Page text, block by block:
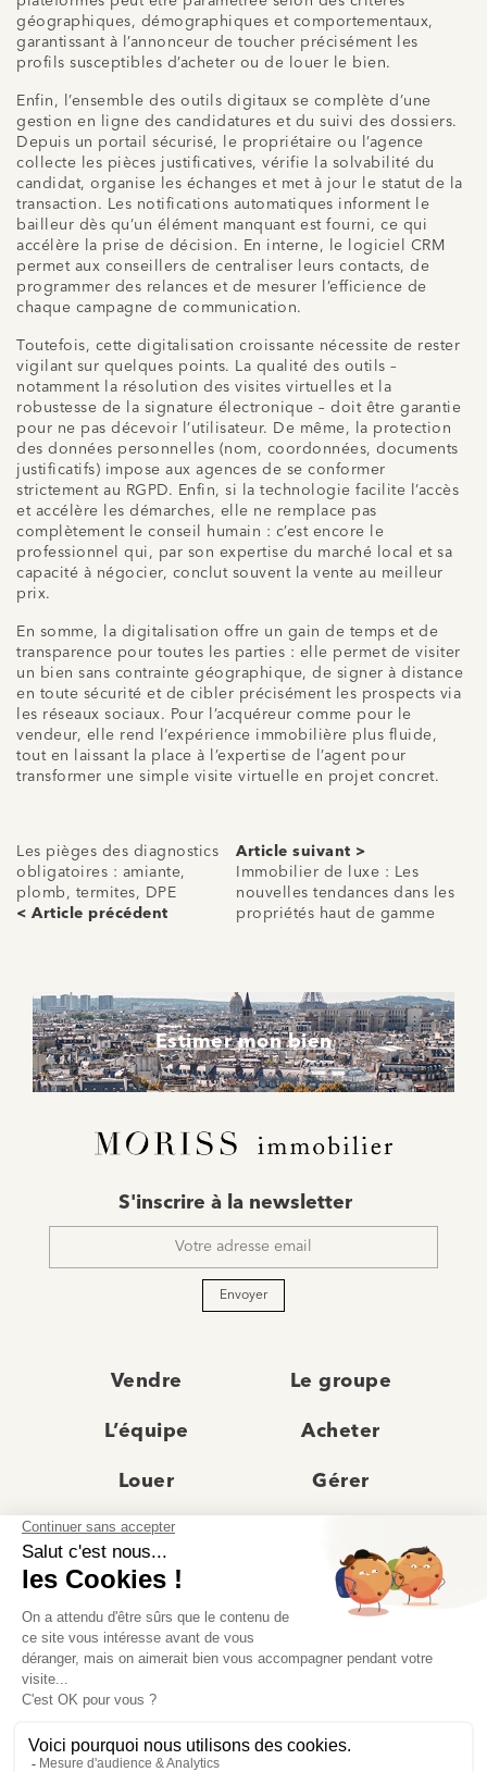
géographiques, démographiques et comportementaux,
garantissant à l’annonceur de toucher précisément les
profils susceptibles d’acheter ou de louer le bien.
Enfin, l’ensemble des outils digitaux se complète d’une
gestion en ligne des candidatures et du suivi des dossiers.
Depuis un portail sécurisé, le propriétaire ou l’agence
collecte les pièces justificatives, vérifie la solvabilité du
candidat, organise les échanges et met à jour le statut de la
transaction. Les notifications automatiques informent le
bailleur dès qu’un élément manquant est fourni, ce qui
accélère la prise de décision. En interne, le logiciel CRM
permet aux conseillers de centraliser leurs contacts, de
programmer des relances et de mesurer l’efficience de
chaque campagne de communication.
Toutefois, cette digitalisation croissante nécessite de rester
vigilant sur quelques points. La qualité des outils –
notamment la résolution des visites virtuelles et la
robustesse de la signature électronique – doit être garantie
pour ne pas décevoir l’utilisateur. De même, la protection
des données personnelles (nom, coordonnées, documents
justificatifs) impose aux agences de se conformer
strictement au RGPD. Enfin, si la technologie facilite l’accès
et accélère les démarches, elle ne remplace pas
complètement le conseil humain : c’est encore le
professionnel qui, par son expertise du marché local et sa
capacité à négocier, conclut souvent la vente au meilleur
prix.
En somme, la digitalisation offre un gain de temps et de
transparence pour toutes les parties : elle permet de visiter
un bien sans contrainte géographique, de signer à distance
en toute sécurité et de cibler précisément les prospects via
les réseaux sociaux. Pour l’acquéreur comme pour le
vendeur, elle rend l’expérience immobilière plus fluide,
tout en laissant la place à l’expertise de l’agent pour
transformer une simple visite virtuelle en projet concret.
Les pièges des diagnostics
obligatoires : amiante,
plomb, termites, DPE
< Article précédent
Article suivant >
Immobilier de luxe : Les
nouvelles tendances dans les
propriétés haut de gamme
Estimer mon bien
mail
S'inscrire à la newsletter
Envoyer
Vendre Le groupe
L’équipe Acheter
Louer Gérer
Actualités
Recrutement Avis clients
Prestige
© Moriss Immobilier 2025 – Tous droits réservés –
Politique de confidentialité